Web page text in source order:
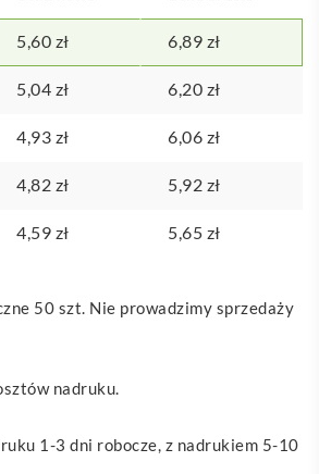
5,60 zł 6,89 zł
5,04 zł 6,20 zł
4,93 zł 6,06 zł
4,82 zł 5,92 zł
4,59 zł 5,65 zł
50 szt. Nie prowadzimy sprzedaży
nadruku.
1-3 dni robocze, z nadrukiem 5-10